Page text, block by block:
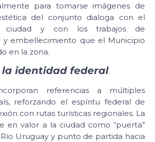
para tomarse imágenes de
del conjunto dialoga con el
y con los trabajos de
y embellecimiento que el Municipio
en la zona.
la identidad federal
referencias a múltiples
reforzando el espíritu federal de
con rutas turísticas regionales. La
en valor a la ciudad como “puerta”
Uruguay y punto de partida hacia